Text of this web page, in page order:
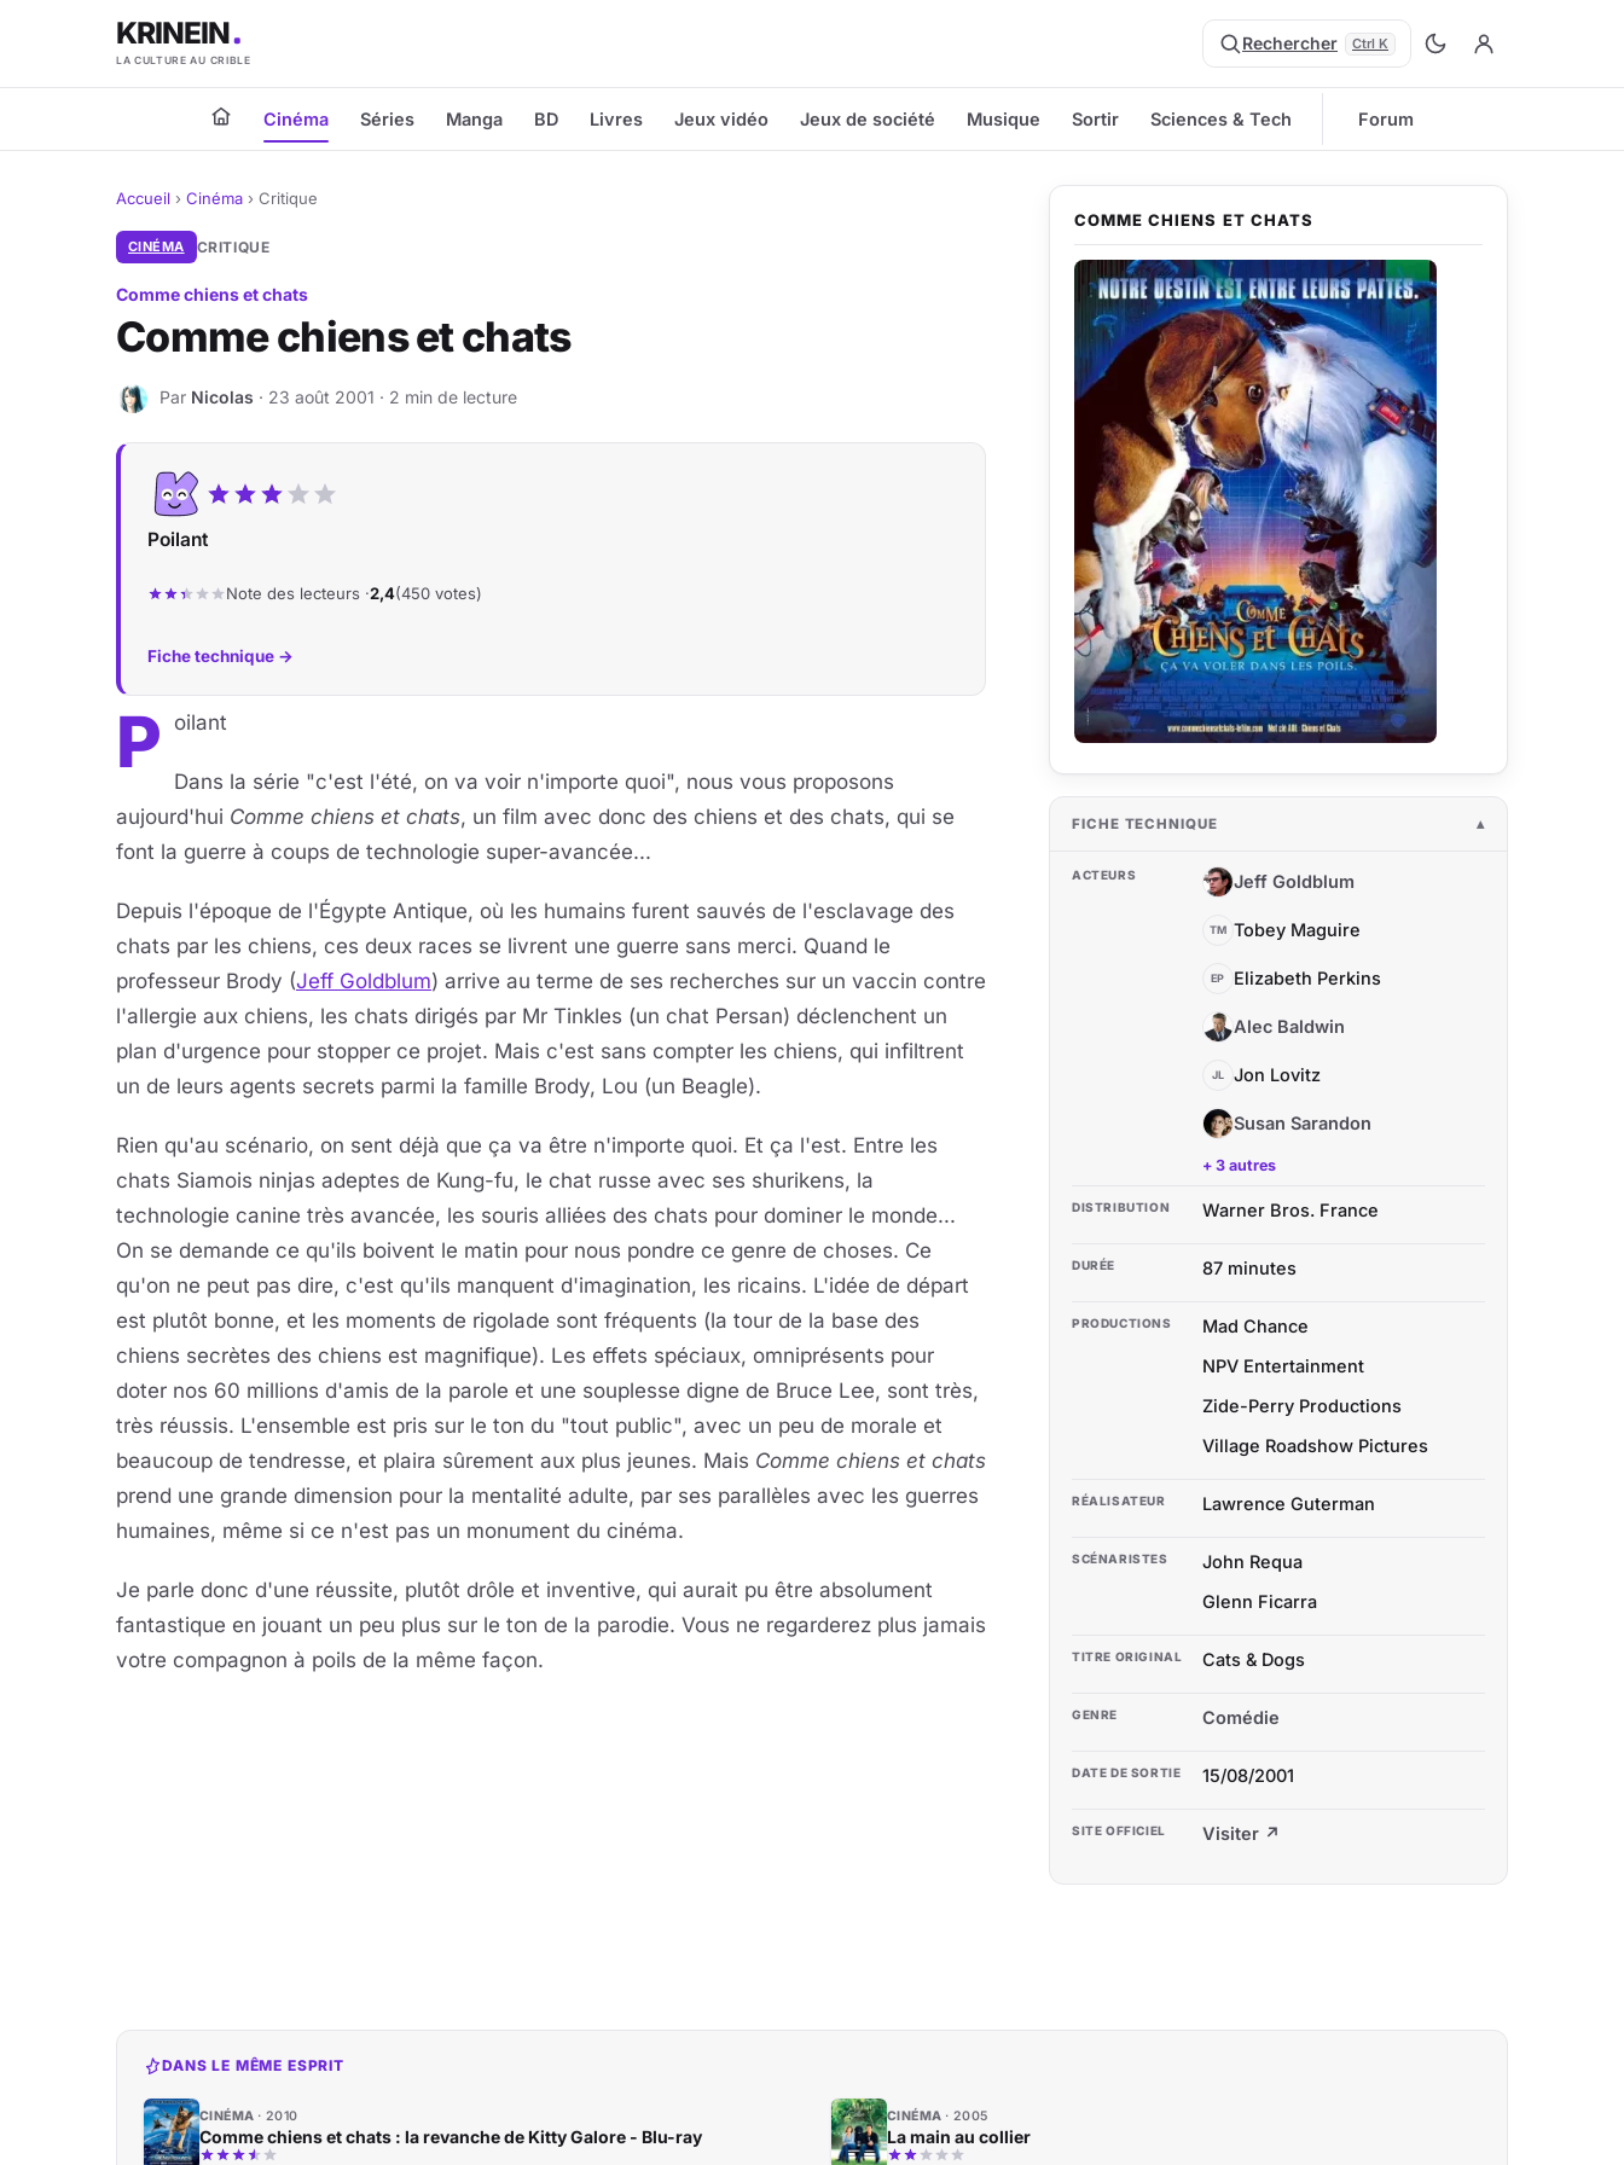
KRINEIN
LA CULTURE AU CRIBLE
Rechercher Ctrl K
Cinéma Séries Manga BD Livres Jeux vidéo Jeux de société Musique Sortir Sciences & Tech Forum
Accueil › Cinéma › Critique
CINÉMA CRITIQUE
Comme chiens et chats
Comme chiens et chats
N Par Nicolas · 23 août 2001 · 2 min de lecture
Poilant
Note des lecteurs ·2,4(450 votes)
Fiche technique →
P oilant
Dans la série "c'est l'été, on va voir n'importe quoi", nous vous proposons
aujourd'hui Comme chiens et chats, un film avec donc des chiens et des chats, qui se
font la guerre à coups de technologie super-avancée...
Depuis l'époque de l'Égypte Antique, où les humains furent sauvés de l'esclavage des
chats par les chiens, ces deux races se livrent une guerre sans merci. Quand le
professeur Brody (Jeff Goldblum) arrive au terme de ses recherches sur un vaccin contre
l'allergie aux chiens, les chats dirigés par Mr Tinkles (un chat Persan) déclenchent un
plan d'urgence pour stopper ce projet. Mais c'est sans compter les chiens, qui infiltrent
un de leurs agents secrets parmi la famille Brody, Lou (un Beagle).
Rien qu'au scénario, on sent déjà que ça va être n'importe quoi. Et ça l'est. Entre les
chats Siamois ninjas adeptes de Kung-fu, le chat russe avec ses shurikens, la
technologie canine très avancée, les souris alliées des chats pour dominer le monde...
On se demande ce qu'ils boivent le matin pour nous pondre ce genre de choses. Ce
qu'on ne peut pas dire, c'est qu'ils manquent d'imagination, les ricains. L'idée de départ
est plutôt bonne, et les moments de rigolade sont fréquents (la tour de la base des
chiens secrètes des chiens est magnifique). Les effets spéciaux, omniprésents pour
doter nos 60 millions d'amis de la parole et une souplesse digne de Bruce Lee, sont très,
très réussis. L'ensemble est pris sur le ton du "tout public", avec un peu de morale et
beaucoup de tendresse, et plaira sûrement aux plus jeunes. Mais Comme chiens et chats
prend une grande dimension pour la mentalité adulte, par ses parallèles avec les guerres
humaines, même si ce n'est pas un monument du cinéma.
Je parle donc d'une réussite, plutôt drôle et inventive, qui aurait pu être absolument
fantastique en jouant un peu plus sur le ton de la parodie. Vous ne regarderez plus jamais
votre compagnon à poils de la même façon.
COMME CHIENS ET CHATS
FICHE TECHNIQUE
ACTEURS JG Jeff Goldblum
TM Tobey Maguire
EP Elizabeth Perkins
AB Alec Baldwin
JL Jon Lovitz
SS Susan Sarandon
+ 3 autres
DISTRIBUTION Warner Bros. France
DURÉE 87 minutes
PRODUCTIONS
Mad Chance
NPV Entertainment
Zide-Perry Productions
Village Roadshow Pictures
RÉALISATEUR Lawrence Guterman
SCÉNARISTES
John Requa
Glenn Ficarra
TITRE ORIGINAL Cats & Dogs
GENRE Comédie
DATE DE SORTIE 15/08/2001
SITE OFFICIEL Visiter ↗
DANS LE MÊME ESPRIT
CINÉMA 2010
Comme chiens et chats : la revanche de Kitty Galore - Blu-ray
CINÉMA 2005
La main au collier